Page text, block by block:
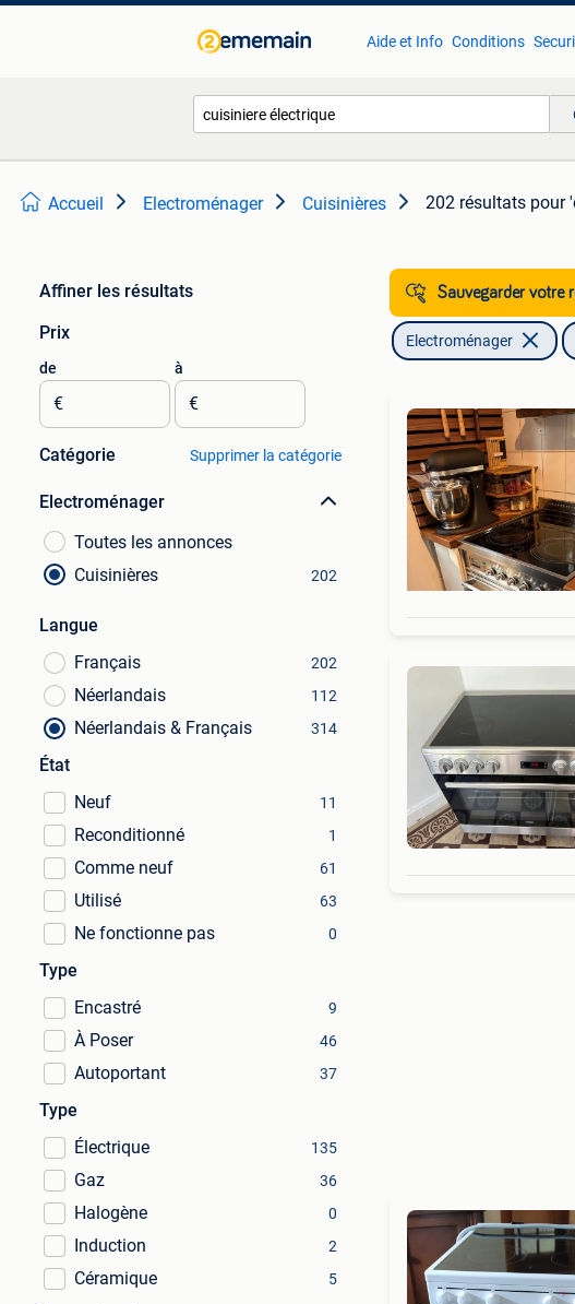
Aide et Info Conditions
Accueil Electroménager Cuisinières 202 résultats pour
Affiner les résultats
Prix
de
€
à
€
Catégorie Supprimer la catégorie
Electroménager
Toutes les annonces
Cuisinières
202
Langue
Français
202
Néerlandais 112
Néerlandais & Français 314
État
Neuf
11
Reconditionné 1
Comme neuf 61
Utilisé 63
Ne fonctionne pas 0
Type
Encastré
9
À Poser 46
Autoportant 37
Type
Électrique
135
Gaz 36
Halogène 0
Induction 2
Céramique 5
Sauvegarder votre
Electroménager